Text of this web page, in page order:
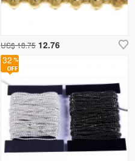
32
US$ 18.75 12.76